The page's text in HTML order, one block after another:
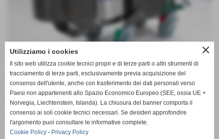
peso:35.00 kg
SISTEMA IGIENIZZANTE INDUSTRIALE
Macchina idonea ad igienizzare grandi ambienti
(ospedali,alberghi,asili, comunità...ecc)
Pulizia a vapore/detergente ad estrazione, aspira liquidi e
solidi, ruote piroettanti con freno, pannello comandi con spie
indicatori livelli, pressione 8 bar, lampada UV Led,tanica
close
Utilizziamo i cookies
Il sito web utilizza cookie tecnici propri e di terze parti o altri strumenti di
tracciamento di terze parti, esclusivamente previa acquisizione del
consenso dell'utente, anche con trasferimento dei dati personali verso
Paesi non appartenenti allo Spazio Economico Europeo (SEE, ossia UE +
Norvegia, Liechtenstein, Islanda). La chiusura del banner comporta il
consenso ai soli cookie tecnici necessari. Se desideri approfondire
l'argomento puoi consultare le informative complete.
Cookie Policy - Privacy Policy